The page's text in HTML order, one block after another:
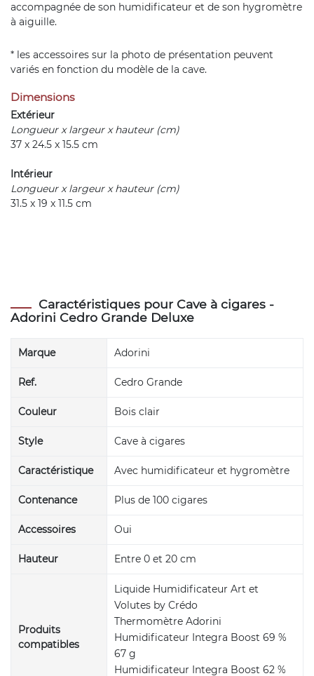
accompagnée de son humidificateur et de son hygromètre
à aiguille.
* les accessoires sur la photo de présentation peuvent
variés en fonction du modèle de la cave.
Dimensions
Extérieur
Longueur x largeur x hauteur (cm)
37 x 24.5 x 15.5 cm
Intérieur
Longueur x largeur x hauteur (cm)
31.5 x 19 x 11.5 cm
Caractéristiques pour Cave à cigares -
Adorini Cedro Grande Deluxe
Marque Adorini
Ref. Cedro Grande
Couleur Bois clair
Style Cave à cigares
Caractéristique Avec humidificateur et hygromètre
Contenance Plus de 100 cigares
Accessoires Oui
Hauteur Entre 0 et 20 cm
Produits
compatibles
Liquide Humidificateur Art et
Volutes by Crédo
Thermomètre Adorini
Humidificateur Integra Boost 69 %
67 g
Humidificateur Integra Boost 62 %